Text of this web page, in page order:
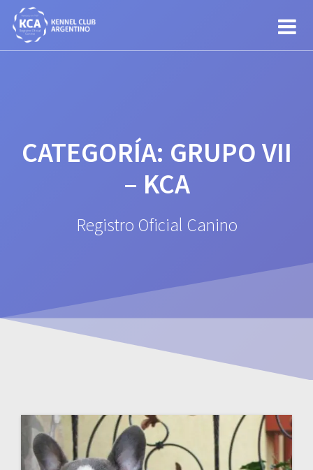
CATEGORÍA: GRUPO VII
– KCA
Registro Oficial Canino